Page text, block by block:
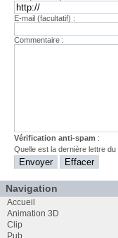
E-mail (facultatif) :
Commentaire :
Vérification anti-spam :
Quelle est ladernière lettre
Navigation
Accueil
Animation 3D
Clip
Pub